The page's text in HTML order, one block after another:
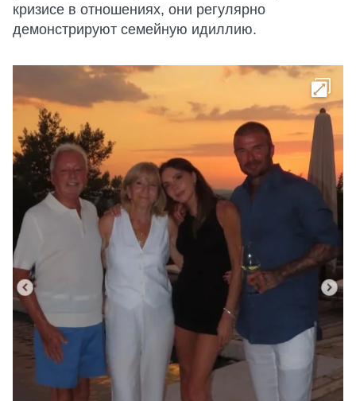
кризисе в отношениях, они регулярно
демонстрируют семейную идиллию.